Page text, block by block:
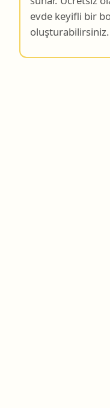
oluşturabilirsiniz.